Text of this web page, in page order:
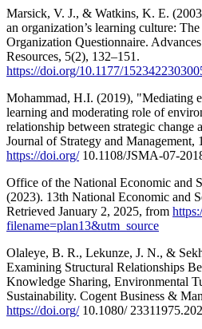
Marsick, V. J., & Watkins, K. E.
an organization’s learning culture:
Organization Questionnaire.
Resources, 5(2), 132–151.
https://doi.org/10.1177/
Mohammad, H.I. (2019), "Mediating
learning and moderating role of
relationship between strategic change
Journal of Strategy and Management,
https://doi.org/10.1108/JSMA-07-
Office of the National Economic and
(2023). 13th National Economic and
Retrieved January 2, 2025, from
filename=plan13&utm_source
Olaleye, B. R., Lekunze, J. N., &
Examining Structural Relationships
Knowledge Sharing, Environmental
Sustainability. Cogent Business &
https://doi.org/10.1080/